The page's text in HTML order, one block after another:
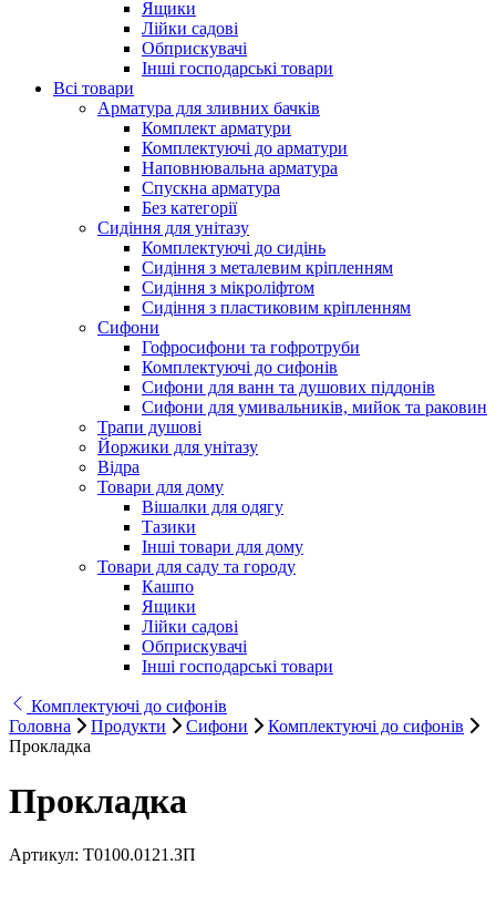
Ящики
Лійки садові
Обприскувачі
Інші господарські товари
Всі товари
Арматура для зливних бачків
Комплект арматури
Комплектуючі до арматури
Наповнювальна арматура
Спускна арматура
Без категорії
Сидіння для унітазу
Комплектуючі до сидінь
Сидіння з металевим кріпленням
Сидіння з мікроліфтом
Сидіння з пластиковим кріпленням
Сифони
Гофросифони та гофротруби
Комплектуючі до сифонів
Сифони для ванн та душових піддонів
Сифони для умивальників, мийок та раковин
Трапи душові
Йоржики для унітазу
Відра
Товари для дому
Вішалки для одягу
Тазики
Інші товари для дому
Товари для саду та городу
Кашпо
Ящики
Лійки садові
Обприскувачі
Інші господарські товари
Комплектуючі до сифонів
Головна
Продукти Сифони
Комплектуючі до сифонів
Прокладка
Прокладка
Артикул: Т0100.0121.ЗП